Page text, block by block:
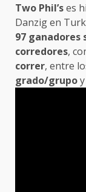
Two Phil’ses
Danzig en
97 ganadores
corredores,
correr, entre
grado/grupoy